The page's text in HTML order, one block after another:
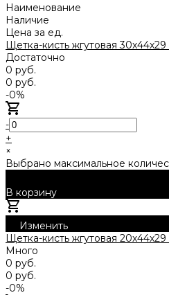
Наименование
Наличие
Цена за ед.
Щетка-кисть жгутовая
Достаточно
0 руб.
0 руб.
-0%
-
+
×
Выбрано максимальное
В корзину
Изменить
Щетка-кисть жгутовая
Много
0 руб.
0 руб.
-0%